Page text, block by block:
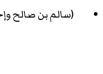
(سالم بن صالح